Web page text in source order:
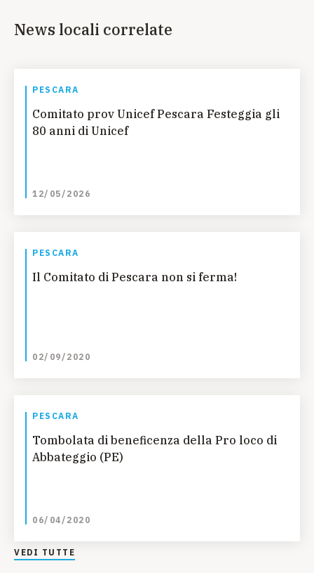
News locali correlate
PESCARA
Comitato prov Unicef Pescara Festeggia gli
80 anni di Unicef
12/05/2026
PESCARA
Il Comitato di Pescara non si ferma!
02/09/2020
PESCARA
Tombolata di beneficenza della Pro loco di
Abbateggio (PE)
06/04/2020
VEDI TUTTE